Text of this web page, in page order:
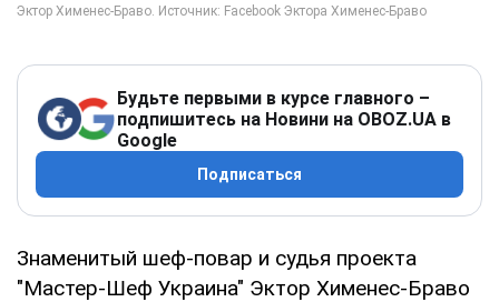
Будьте первыми в курсе главного –
подпишитесь на Новини на OBOZ.UA в
Google
Подписаться
Знаменитый шеф-повар и судья проекта
"Мастер-Шеф Украина" Эктор Хименес-Браво